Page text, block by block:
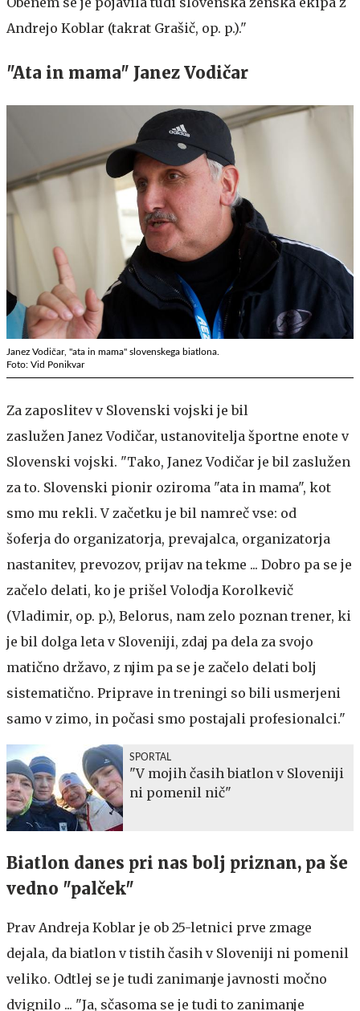
Andrejo Koblar (takrat Grašič, op. p.)."
"Ata in mama" Janez Vodičar
Janez Vodičar, "ata in mama" slovenskega biatlona.
Foto: Vid Ponikvar
Za zaposlitev v Slovenski vojski je bil
zaslužen Janez Vodičar, ustanovitelja športne enote v
Slovenski vojski. "Tako, Janez Vodičar je bil zaslužen
za to. Slovenski pionir oziroma "ata in mama", kot
smo mu rekli. V začetku je bil namreč vse: od
šoferja do organizatorja, prevajalca, organizatorja
nastanitev, prevozov, prijav na tekme ... Dobro pa se je
začelo delati, ko je prišel Volodja Korolkevič
(Vladimir, op. p.), Belorus, nam zelo poznan trener, ki
je bil dolga leta v Sloveniji, zdaj pa dela za svojo
matično državo, z njim pa se je začelo delati bolj
sistematično. Priprave in treningi so bili usmerjeni
samo v zimo, in počasi smo postajali profesionalci."
SPORTAL
"V mojih časih biatlon v Sloveniji
ni pomenil nič"
Biatlon danes pri nas bolj priznan, pa še
vedno "palček"
Prav Andreja Koblar je ob 25-letnici prve zmage
dejala, da biatlon v tistih časih v Sloveniji ni pomenil
veliko. Odtlej se je tudi zanimanje javnosti močno
dvignilo ... "Ja, sčasoma se je tudi to zanimanje